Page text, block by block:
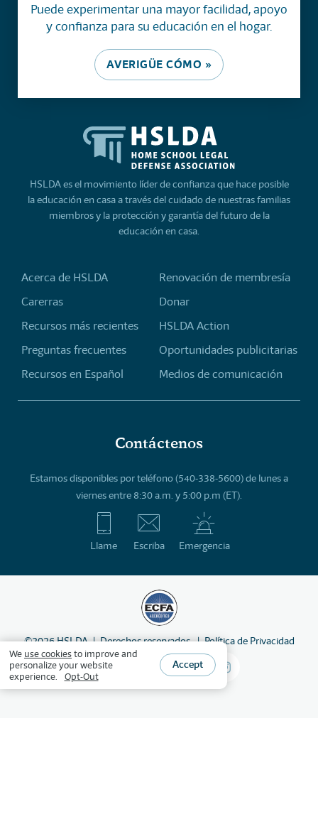
Puede experimentar una mayor facilidad, apoyo
y confianza para su educación en el hogar.
AVERIGÜE CÓMO »
HSLDA es el movimiento líder de confianza que hace posible
la educación en casa a través del cuidado de nuestras familias
miembros y la protección y garantía del futuro de la
educación en casa.
Acerca de HSLDA
Carerras
Recursos más recientes
Preguntas frecuentes
Recursos en Español
Renovación de membresía
Donar
HSLDA Action
Oportunidades publicitarias
Medios de comunicación
Contáctenos
Estamos disponibles por teléfono (540-338-5600) de lunes a
viernes entre 8:30 a.m. y 5:00 p.m (ET).
Llame Escriba Emergencia
©2026HSLDA Derechos reservados Política de Privacidad
We use cookiesto improve and
personalize your website
experience.
Opt-Out
Accept